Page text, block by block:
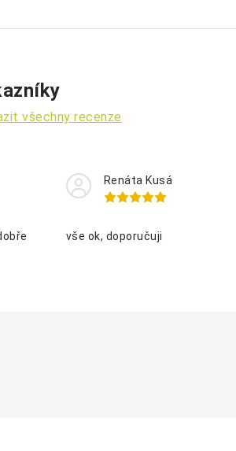
všechny recenze
Renáta Kusá
vše ok, doporučuji